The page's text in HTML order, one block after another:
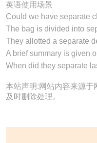
英语使用场景
Could we have separate
The bag is divided into
They allotted a separate
A brief summary is given
When did they separate
本站声明:网站内容来源于
及时删除处理。